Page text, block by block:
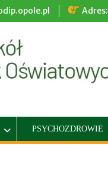
Adres:
PSYCHOZDROWIE